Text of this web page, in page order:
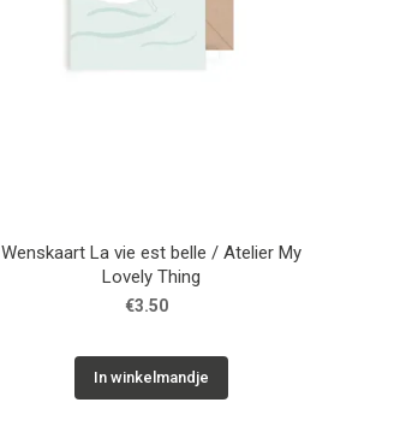
Wenskaart La vie est belle / Atelier My
Lovely Thing
€3.50
In winkelmandje